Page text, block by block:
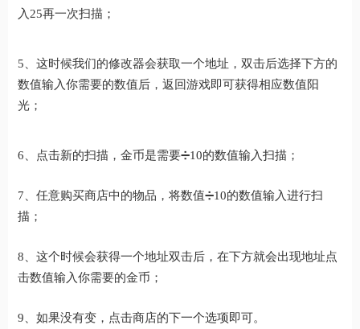
入25再一次扫描；
5、这时候我们的修改器会获取一个地址，双击后选择下方的
数值输入你需要的数值后，返回游戏即可获得相应数值阳
光；
6、点击新的扫描，金币是需要➗10的数值输入扫描；
7、任意购买商店中的物品，将数值➗10的数值输入进行扫
描；
8、这个时候会获得一个地址双击后，在下方就会出现地址点
击数值输入你需要的金币；
9、如果没有变，点击商店的下一个选项即可。